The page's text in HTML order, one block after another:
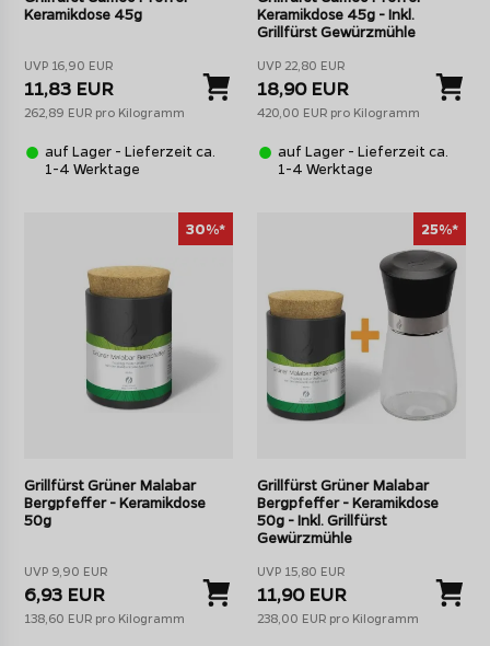
Keramikdose 45g
UVP 16,90 EUR
11,83 EUR
262,89 EUR pro Kilogramm
auf Lager - Lieferzeit ca.
1-4 Werktage
Keramikdose 45g - Inkl.
Grillfürst Gewürzmühle
UVP 22,80 EUR
18,90 EUR
420,00 EUR pro Kilogramm
auf Lager - Lieferzeit ca.
1-4 Werktage
30%*
Grillfürst Grüner Malabar
Bergpfeffer - Keramikdose
50g
UVP 9,90 EUR
6,93 EUR
138,60 EUR pro Kilogramm
25%*
Grillfürst Grüner Malabar
Bergpfeffer - Keramikdose
50g - Inkl. Grillfürst
Gewürzmühle
UVP 15,80 EUR
11,90 EUR
238,00 EUR pro Kilogramm